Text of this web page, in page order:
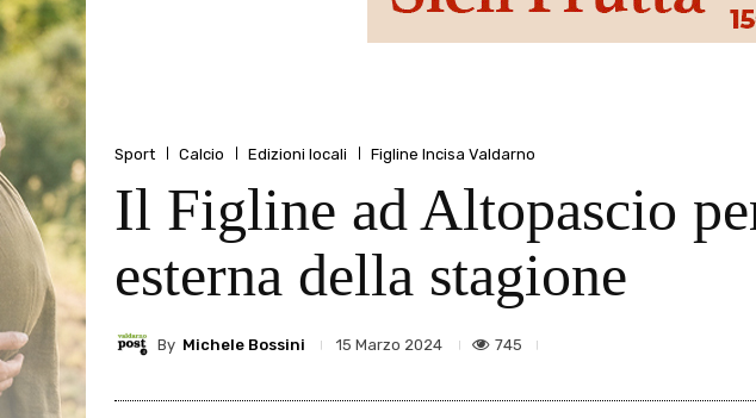
Sport Calcio Edizioni locali Figline Incisa Valdarno
Il Figline ad Altopascio
esterna della stagione
By Michele Bossini 15 Marzo 2024 745